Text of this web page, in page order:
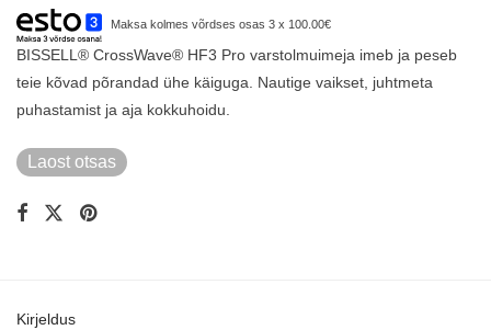
Maksa kolmes võrdses osas 3 x 100.00€
BISSELL® CrossWave® HF3 Pro varstolmuimeja imeb ja peseb
teie kõvad põrandad ühe käiguga. Nautige vaikset, juhtmeta
puhastamist ja aja kokkuhoidu.
Laost otsas
Kirjeldus